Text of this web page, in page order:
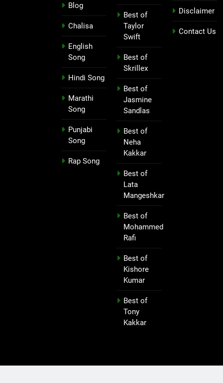
Blog
Chalisa
English
Song
Hindi Song
Marathi
Song
Punjabi
Song
Rap Song
Best of
Taylor
Swift
Best of
Skrillex
Best of
Jasmine
Sandlas
Best of
Neha
Kakkar
Best of
Lata
Mangeshkar
Best of
Mohammed
Rafi
Best of
Kishore
Kumar
Best of
Tony
Kakkar
Disclaimer
Contact Us